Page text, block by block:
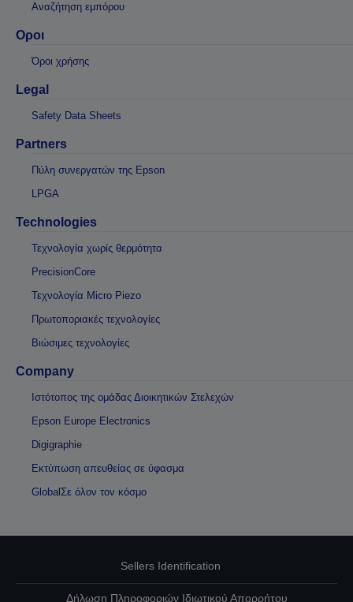
Αναζήτηση εμπόρου
Οροι
Όροι χρήσης
Legal
Safety Data Sheets
Partners
Πύλη συνεργατών της Epson
LPGA
Technologies
Τεχνολογία χωρίς θερμότητα
PrecisionCore
Τεχνολογία Micro Piezo
Πρωτοποριακές τεχνολογίες
Βιώσιμες τεχνολογίες
Company
Ιστότοπος της ομάδας Διοικητικών Στελεχών
Epson Europe Electronics
Digigraphie
Εκτύπωση απευθείας σε ύφασμα
GlobalΣε όλον τον κόσμο
Sellers Identification
Δήλωση Πληροφοριών Ιδιωτικού Απορρήτου